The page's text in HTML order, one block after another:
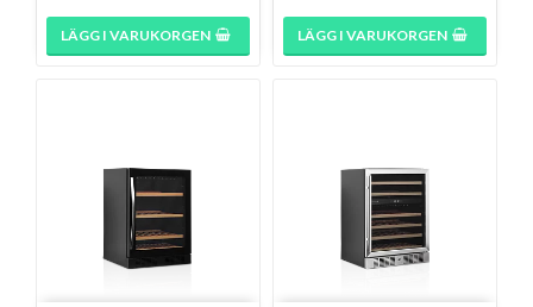
LÄGG I VARUKORGEN LÄGG I VARUKORGEN